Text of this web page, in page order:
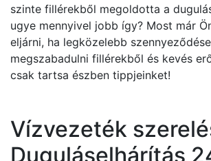
szinte fillérekből megoldotta a
ugye mennyivel jobb így? Most már
eljárni, ha legközelebb
megszabadulni fillérekből és kevés
csak tartsa észben tippjeinket!
Vízvezeték
Duguláselhárítás